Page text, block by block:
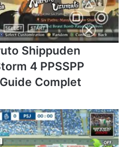
Shippuden
4 PPSSPP
Complet